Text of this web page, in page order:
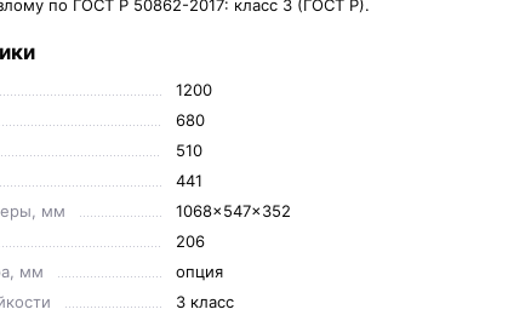
по ГОСТ Р 50862-2017: класс 3 (ГОСТ Р).
1200
680
510
441
мм
1068x547x352
206
мм
опция
3 класс